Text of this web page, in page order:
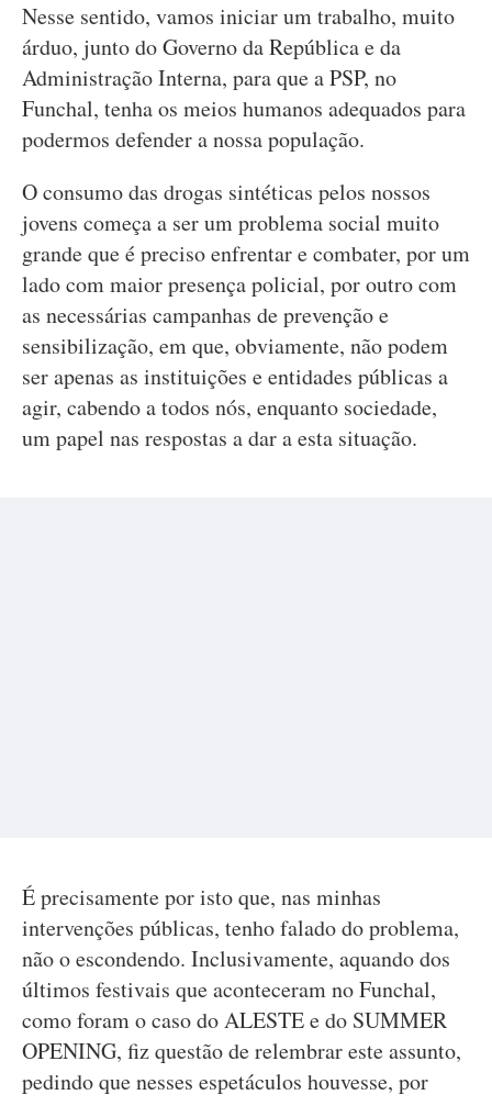
Nesse sentido, vamos iniciar um trabalho, muito
árduo, junto do Governo da República e da
Administração Interna, para que a PSP, no
Funchal, tenha os meios humanos adequados para
podermos defender a nossa população.
O consumo das drogas sintéticas pelos nossos
jovens começa a ser um problema social muito
grande que é preciso enfrentar e combater, por um
lado com maior presença policial, por outro com
as necessárias campanhas de prevenção e
sensibilização, em que, obviamente, não podem
ser apenas as instituições e entidades públicas a
agir, cabendo a todos nós, enquanto sociedade,
um papel nas respostas a dar a esta situação.
É precisamente por isto que, nas minhas
intervenções públicas, tenho falado do problema,
não o escondendo. Inclusivamente, aquando dos
últimos festivais que aconteceram no Funchal,
como foram o caso do ALESTE e do SUMMER
OPENING, fiz questão de relembrar este assunto,
pedindo que nesses espetáculos houvesse, por